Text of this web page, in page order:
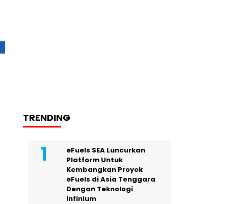
TRENDING
eFuels SEA Luncurkan
Platform Untuk
Kembangkan Proyek
eFuels di Asia Tenggara
Dengan Teknologi
Infinium